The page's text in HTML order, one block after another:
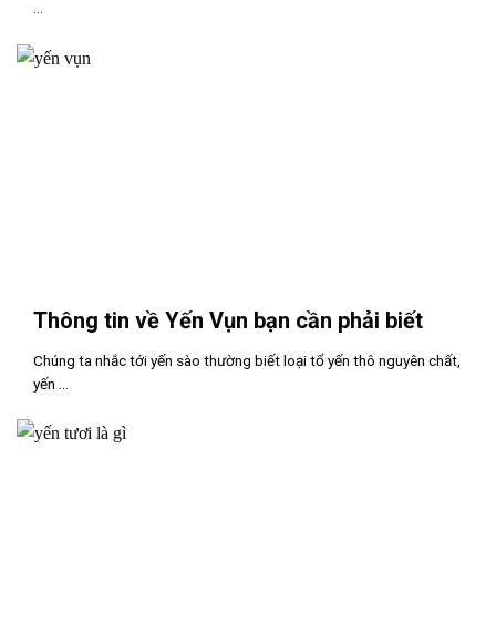
Thông tin về Yến Vụn bạn cần phải biết
Chúng ta nhắc tới yến sào thường biết loại tổ yến thô nguyên chất,
yến ...